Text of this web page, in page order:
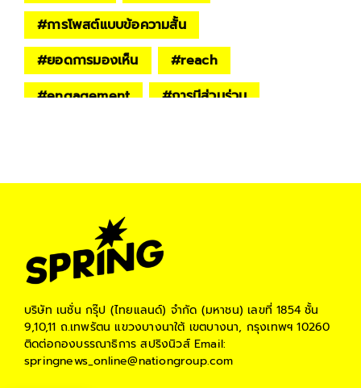
#การโพสต์แบบข้อความสั้น
#ยอดการมองเห็น #reach
#engagement #การมีส่วนร่วม
การส่งต่อ # share
#การแสดงความคิดเห็น
บริษัท เนชั่น กรุ๊ป (ไทยแลนด์) จำกัด (มหาชน) เลขที่ 1854 ชั้น
9,10,11 ถ.เทพรัตน แขวงบางนาใต้ เขตบางนา, กรุงเทพฯ 10260
ติดต่อกองบรรณาธิการ สปริงนิวส์Email:
springnews_online@nationgroup.com